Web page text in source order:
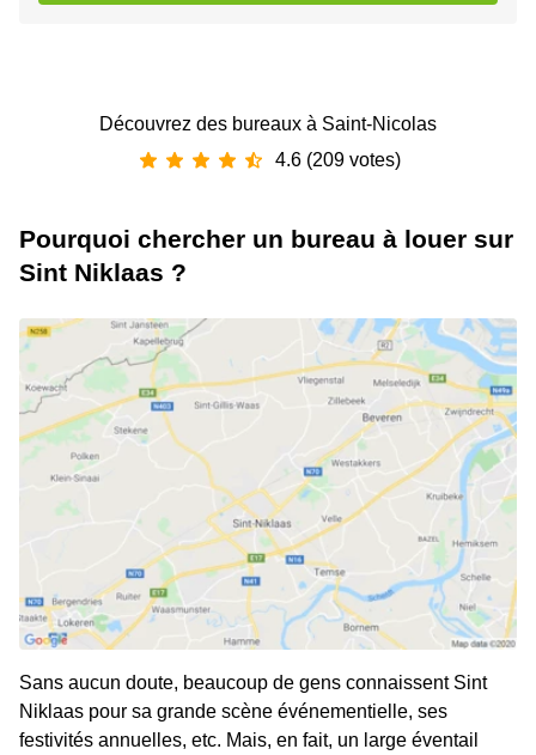
Découvrez des bureaux à Saint-Nicolas
4.6 (209 votes)
Pourquoi chercher un bureau à louer sur
Sint Niklaas ?
Sans aucun doute, beaucoup de gens connaissent Sint
Niklaas pour sa grande scène événementielle, ses
festivités annuelles, etc. Mais, en fait, un large éventail